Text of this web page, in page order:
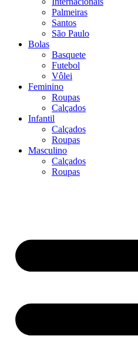
Palmeiras
Santos
São Paulo
Bolas
Basquete
Futebol
Vôlei
Feminino
Roupas
Calçados
Infantil
Calçados
Roupas
Masculino
Calçados
Roupas